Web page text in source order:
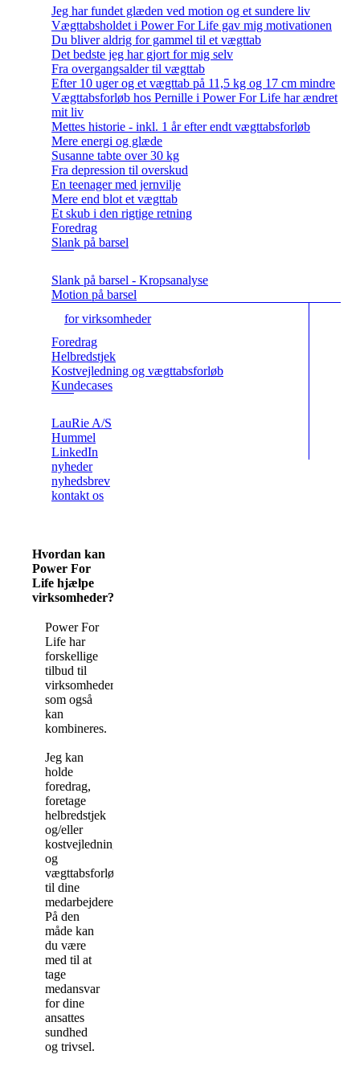
Jeg har fundet glæden ved motion og et sundere liv
Vægttabsholdet i Power For Life gav mig motivationen
Du bliver aldrig for gammel til et vægttab
Det bedste jeg har gjort for mig selv
Fra overgangsalder til vægttab
Efter 10 uger og et vægttab på 11,5 kg og 17 cm mindre
Vægttabsforløb hos Pernille i Power For Life har ændret
mit liv
Mettes historie - inkl. 1 år efter endt vægttabsforløb
Mere energi og glæde
Susanne tabte over 30 kg
Fra depression til overskud
En teenager med jernvilje
Mere end blot et vægttab
Et skub i den rigtige retning
Foredrag
Slank på barsel
Slank på barsel - Kropsanalyse
Motion på barsel
for virksomheder
Foredrag
Helbredstjek
Kostvejledning og vægttabsforløb
Kundecases
LauRie A/S
Hummel
LinkedIn
nyheder
nyhedsbrev
kontakt os
Hvordan kan
Power For
Life hjælpe
virksomheder?
Power For
Life har
forskellige
tilbud til
virksomheder,
som også
kan
kombineres.
Jeg kan
holde
foredrag,
foretage
helbredstjek
og/eller
kostvejledning
og
vægttabsforløb
til dine
medarbejdere.
På den
måde kan
du være
med til at
tage
medansvar
for dine
ansattes
sundhed
og trivsel.